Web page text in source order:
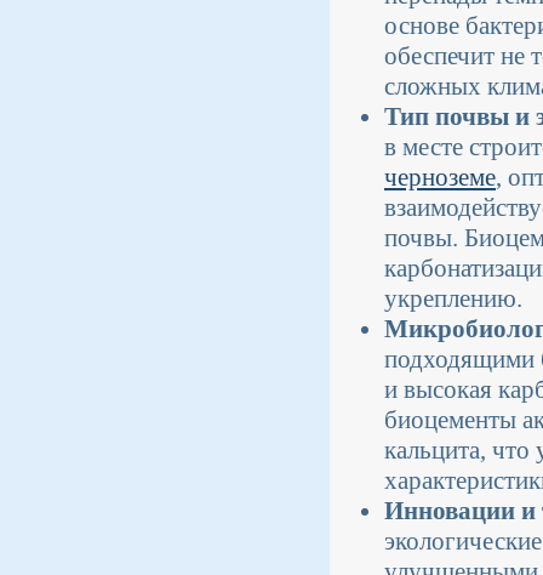
основе
обеспечит не
сложных
Тип почвы и
в месте
черноземе,
почвы.
укреплению.
подходящими
и высокая
биоцементы
кальцита, что
Инновации и